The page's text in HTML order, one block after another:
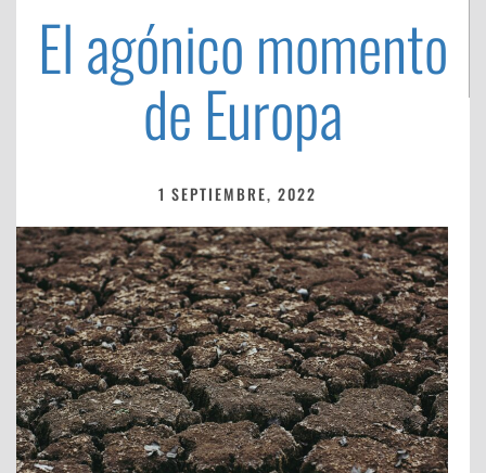
El agónico momento
de Europa
1 SEPTIEMBRE, 2022